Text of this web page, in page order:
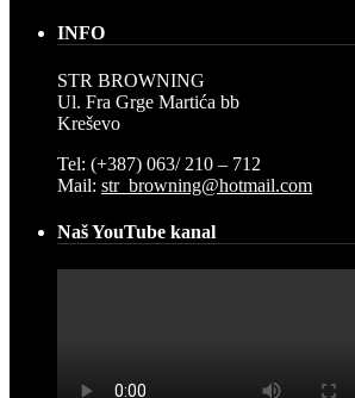
INFO
STR BROWNING
Ul. Fra Grge Martića bb
Kreševo
Tel: (+387) 063/ 210 – 712
Mail: str_browning@hotmail.com
Naš YouTube kanal